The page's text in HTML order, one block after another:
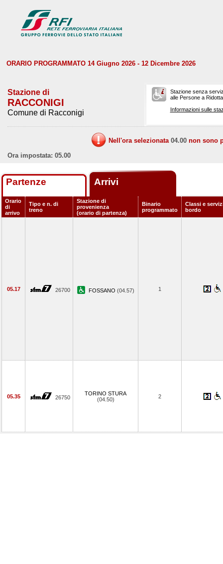
ORARIO PROGRAMMATO 14 Giugno 2026 - 12 Dicembre 2026
Stazione di
RACCONIGI
Comune di Racconigi
Stazione senza
alle Persone a
Informazioni sulle
Nell'ora selezionata 04.00 non sono
Ora impostata: 05.00
Partenze Arrivi
Orario
di
arrivo
Tipo e n. di
treno
Stazione di
provenienza
(orario di partenza)
Binario
programmato
Classi e
bordo
05.17 26700 FOSSANO (04.57) 1
05.35 26750
TORINO STURA
(04.50)
2